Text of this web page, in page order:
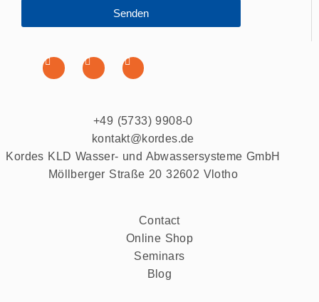
Senden
+49 (5733) 9908-0
kontakt@kordes.de
Kordes KLD Wasser- und Abwassersysteme GmbH
Möllberger Straße 20 32602 Vlotho
Contact
Online Shop
Seminars
Blog